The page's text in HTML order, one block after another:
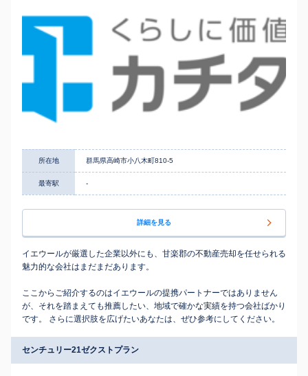
所在地 群馬県高崎市小八木町810-5
最寄駅 -
詳細を見る
イエウールが厳選した企業以外にも、甘楽郡の不動産売却を任せられる
魅力的な会社はまだまだあります。
ここからご紹介するのはイエウールの提携パートナーではありません
が、それを踏まえても推薦したい、地域で確かな実績を持つ会社ばかり
です。 さらに選択肢を広げたいあなたは、ぜひ参考にしてください。
センチュリー21ゼクストプラン